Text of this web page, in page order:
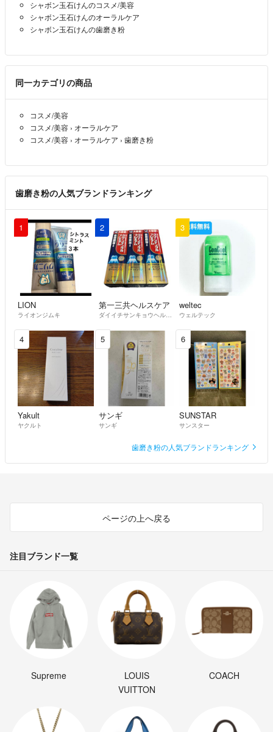
シャボン玉石けんのコスメ/美容
シャボン玉石けんのオーラルケア
シャボン玉石けんの歯磨き粉
同一カテゴリの商品
コスメ/美容
コスメ/美容 › オーラルケア
コスメ/美容 › オーラルケア › 歯磨き粉
歯磨き粉の人気ブランドランキング
1
LION
ライオンジムキ
2
第一三共ヘルスケア
ダイイチサンキョウヘルスケア
3
weltec
ウェルテック
4
Yakult
ヤクルト
5
サンギ
サンギ
6
SUNSTAR
サンスター
歯磨き粉の人気ブランドランキング
ページの上へ戻る
注目ブランド一覧
Supreme
LOUIS
VUITTON
COACH